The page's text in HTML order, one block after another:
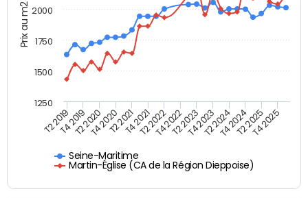
Prix au m2
Seine-Maritime
Martin-Église (CA de la Région Dieppoise)
T2 2019T4 2019T2 2020T4 2020T2 2021T4 2021T2 2022T4 2022T2 2023T4 2023T2 2024T4 2024T2 2025T4 2025
1250
1500
1750
2000